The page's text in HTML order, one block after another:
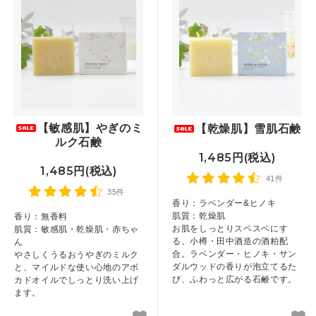
【敏感肌】やぎのミ
ルク石鹸
1,485円(税込)
35件
香り：無香料
肌質：敏感肌・乾燥肌・赤ちゃ
ん
やさしくうるおうやぎのミルク
と、マイルドな使い心地のアボ
カドオイルでしっとり洗い上げ
ます。
【乾燥肌】雪肌石鹸
1,485円(税込)
41件
香り：ラベンダー&ヒノキ
肌質：乾燥肌
お肌をしっとりスベスベにす
る、小樽・田中酒造の酒粕配
合。ラベンダー・ヒノキ・サン
ダルウッドの香りが泡立てるた
び、ふわっと広がる石鹸です。